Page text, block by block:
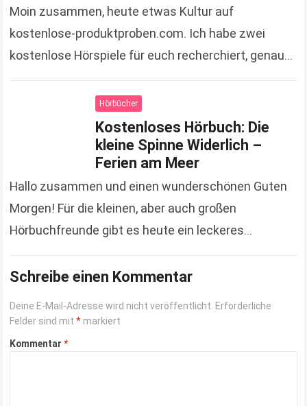
Moin zusammen, heute etwas Kultur auf
kostenlose-produktproben.com. Ich habe zwei
kostenlose Hörspiele für euch recherchiert, genau
Winterabende. » Hier kostenloses Hörspiel „Das…
Hörbücher
Kostenloses Hörbuch: Die
kleine Spinne Widerlich –
Ferien am Meer
Hallo zusammen und einen wunderschönen Guten
Morgen! Für die kleinen, aber auch großen
Hörbuchfreunde gibt es heute ein leckeres
kostenloses Hörbuch. So bekommt ihr…
Schreibe einen Kommentar
Deine E-Mail-Adresse wird nicht veröffentlicht. Erforderliche
Felder sind mit* markiert
Kommentar*